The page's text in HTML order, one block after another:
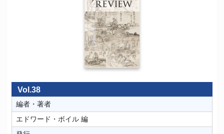
Vol.38
編者・著者
エドワード・ボイル 編